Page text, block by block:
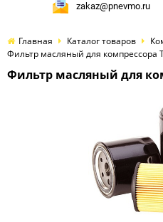
zakaz@pnevmo.ru
Главная Каталог товаров
Фильтр масляный для компрессора
Фильтр масляный для